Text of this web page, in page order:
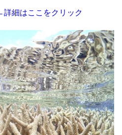
細はここをクリック